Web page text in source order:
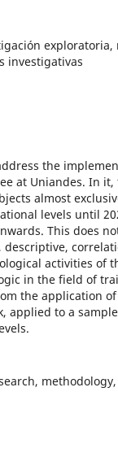
investigativas
the
at Uniandes. In
almost
levels until
This does
activities of
in the field of
the application
applied to a